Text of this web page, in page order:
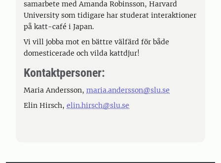
samarbete med Amanda Robinsson, Harvard
University som tidigare har studerat interaktioner
på katt-café i Japan.
Vi vill jobba mot en bättre välfärd för både
domesticerade och vilda kattdjur!
Kontaktpersoner:
Maria Andersson, maria.andersson@slu.se
Elin Hirsch, elin.hirsch@slu.se